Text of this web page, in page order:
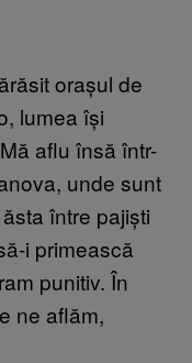
orașul de
lumea își
aflu însă într-
unde sunt
între pajiști
i primească
punitiv. În
ne aflăm,